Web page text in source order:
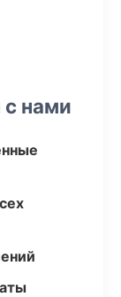
нами